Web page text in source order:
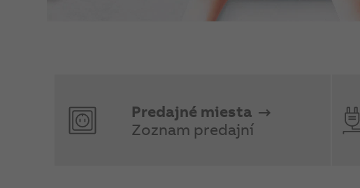
Predajné miesta
Zoznam predajní